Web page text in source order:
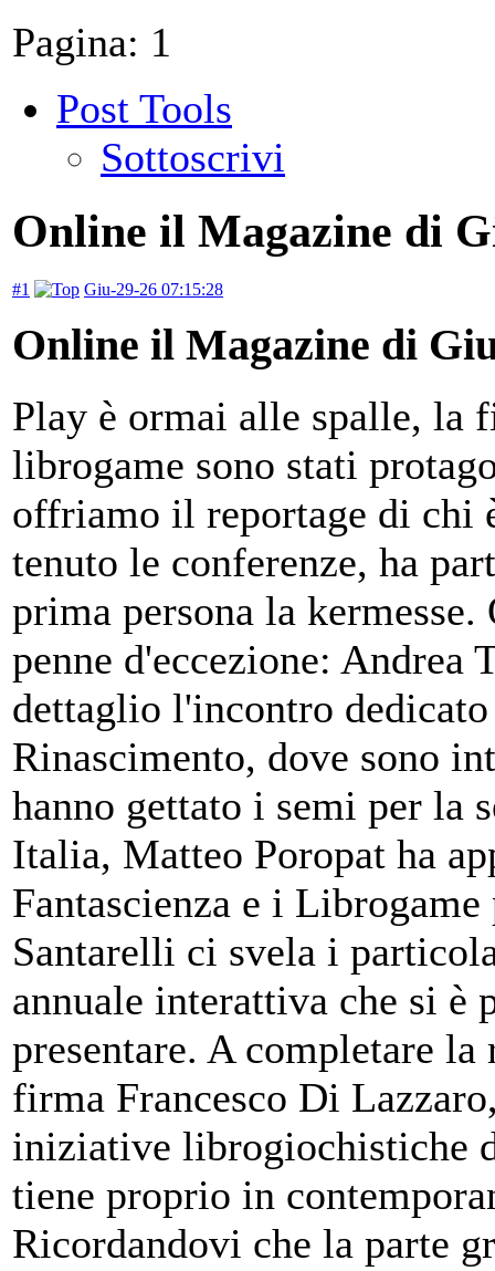
Pagina: 1
Post Tools
Sottoscrivi
Online il Magazine di
#1 Giu-29-26 07:15:28
Online il Magazine di
Play è ormai alle spalle, la
librogame sono stati
offriamo il reportage di chi
tenuto le conferenze, ha
prima persona la
penne d'eccezione:
dettaglio l'incontro
Rinascimento, dove sono
hanno gettato i semi per la
Italia, Matteo Poropat ha
Fantascienza e i
Santarelli ci svela i
annuale interattiva che si è
presentare. A completare
firma Francesco Di
iniziative librogiochistiche
tiene proprio in
Ricordandovi che la parte